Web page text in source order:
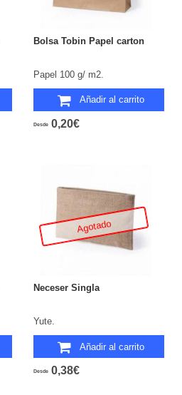
Bolsa Tobin Papel carton
Papel 100 g/ m2.
Añadir al carrito
Desde 0,20€
Agotado
Neceser Singla
Yute.
Añadir al carrito
Desde 0,38€